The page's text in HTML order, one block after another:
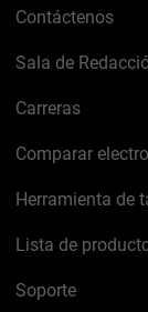
Contáctenos
Sala de
Carreras
Comparar
Herramienta de
Lista de
Soporte